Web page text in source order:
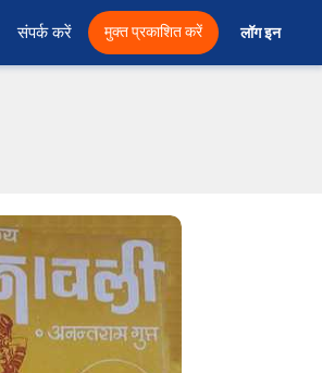
संपर्क करें मुक्त प्रकाशित करें लॉग इन